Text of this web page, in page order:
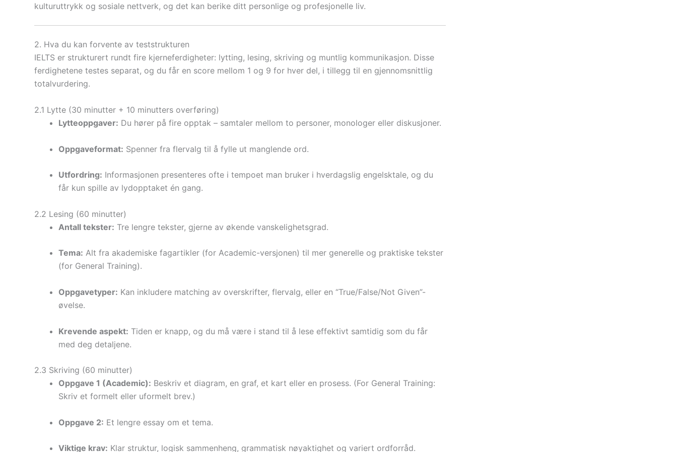
kulturuttrykk og sosiale nettverk, og det kan berike ditt personlige og profesjonelle liv.
2. Hva du kan forvente av teststrukturen
IELTS er strukturert rundt fire kjerneferdigheter: lytting, lesing, skriving og muntlig kommunikasjon. Disse
ferdighetene testes separat, og du får en score mellom 1 og 9 for hver del, i tillegg til en gjennomsnittlig
totalvurdering.
2.1 Lytte (30 minutter + 10 minutters overføring)
Lytteoppgaver: Du hører på fire opptak – samtaler mellom to personer, monologer eller diskusjoner.
Oppgaveformat: Spenner fra flervalg til å fylle ut manglende ord.
Utfordring: Informasjonen presenteres ofte i tempoet man bruker i hverdagslig engelsktale, og du
får kun spille av lydopptaket én gang.
2.2 Lesing (60 minutter)
Antall tekster: Tre lengre tekster, gjerne av økende vanskelighetsgrad.
Tema: Alt fra akademiske fagartikler (for Academic-versjonen) til mer generelle og praktiske tekster
(for General Training).
Oppgavetyper: Kan inkludere matching av overskrifter, flervalg, eller en “True/False/Not Given”-
øvelse.
Krevende aspekt: Tiden er knapp, og du må være i stand til å lese effektivt samtidig som du får
med deg detaljene.
2.3 Skriving (60 minutter)
Oppgave 1 (Academic): Beskriv et diagram, en graf, et kart eller en prosess. (For General Training:
Skriv et formelt eller uformelt brev.)
Oppgave 2: Et lengre essay om et tema.
Viktige krav: Klar struktur, logisk sammenheng, grammatisk nøyaktighet og variert ordforråd.